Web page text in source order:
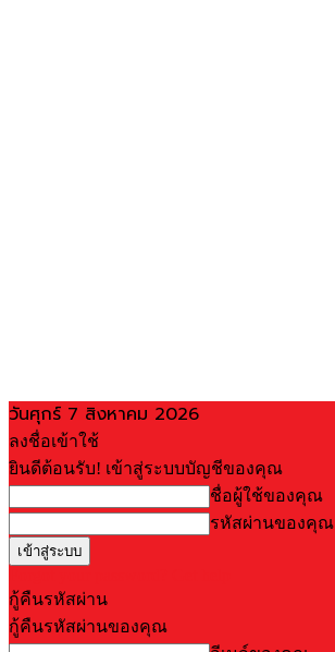
วันศุกร์ 7 สิงหาคม 2026
ลงชื่อเข้าใช้
ยินดีต้อนรับ! เข้าสู่ระบบบัญชีของคุณ
ชื่อผู้ใช้ของคุณ
รหัสผ่านของคุณ
กู้คืนรหัสผ่าน
กู้คืนรหัสผ่านของคุณ